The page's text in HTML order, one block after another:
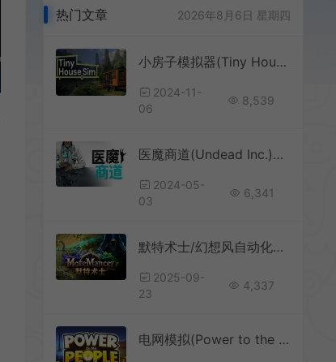
热门文章 2026年8月6日 星期四
小房子模拟器(Tiny House Simulator)开放世界建筑游戏|单机|中文|模拟|免费下载
2024-11-
06
8,539
医魔商道(Undead Inc.)简中|PC|SIM|资源管理模拟游戏
2024-05-
03
6,341
默特术士/幻想风自动化游戏 MoteMancer 下载
2025-09-
23
4,337
电网模拟(Power to the People)简中|PC|SIM|城市电力模拟游戏